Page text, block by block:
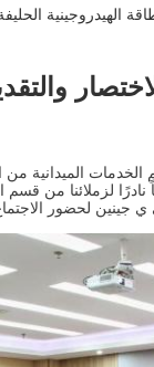
الحليفة
نادرًا لزملائنا من
جينين لحضور